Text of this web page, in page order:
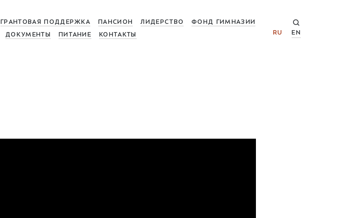
ГРАНТОВАЯ ПОДДЕРЖКА ПАНСИОН ЛИДЕРСТВО
ФОНД ГИМНАЗИИ
ДОКУМЕНТЫ ПИТАНИЕ КОНТАКТЫ RU EN